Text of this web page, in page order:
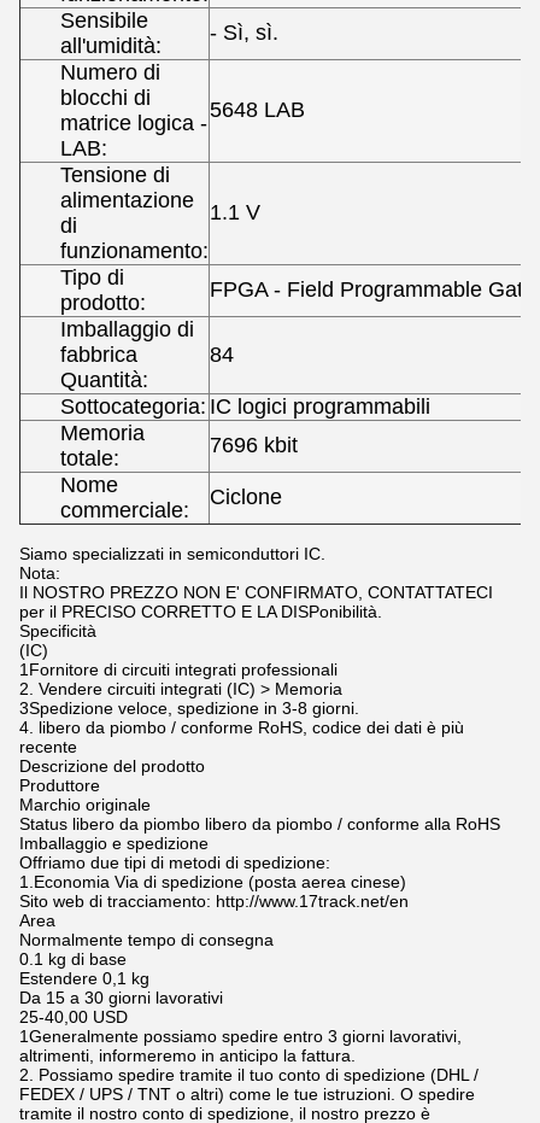
Sensibile
all'umidità:
- Sì, sì.
Numero di
blocchi di
matrice logica -
LAB:
5648 LAB
Tensione di
alimentazione
di
funzionamento:
1.1 V
Tipo di
prodotto:
FPGA - Field Programmable Gate
Imballaggio di
fabbrica
Quantità:
84
Sottocategoria: IC logici programmabili
Memoria
totale:
7696 kbit
Nome
commerciale:
Ciclone
Siamo specializzati in semiconduttori IC.
Nota:
Il NOSTRO PREZZO NON E' CONFIRMATO, CONTATTATECI
per il PRECISO CORRETTO E LA DISPonibilità.
Specificità
(IC)
1Fornitore di circuiti integrati professionali
2. Vendere circuiti integrati (IC) > Memoria
3Spedizione veloce, spedizione in 3-8 giorni.
4. libero da piombo / conforme RoHS, codice dei dati è più
recente
Descrizione del prodotto
Produttore
Marchio originale
Status libero da piombo libero da piombo / conforme alla RoHS
Imballaggio e spedizione
Offriamo due tipi di metodi di spedizione:
1.Economia Via di spedizione (posta aerea cinese)
Sito web di tracciamento: http://www.17track.net/en
Area
Normalmente tempo di consegna
0.1 kg di base
Estendere 0,1 kg
Da 15 a 30 giorni lavorativi
25-40,00 USD
1Generalmente possiamo spedire entro 3 giorni lavorativi,
altrimenti, informeremo in anticipo la fattura.
2. Possiamo spedire tramite il tuo conto di spedizione (DHL /
FEDEX / UPS / TNT o altri) come le tue istruzioni. O spedire
tramite il nostro conto di spedizione, il nostro prezzo è